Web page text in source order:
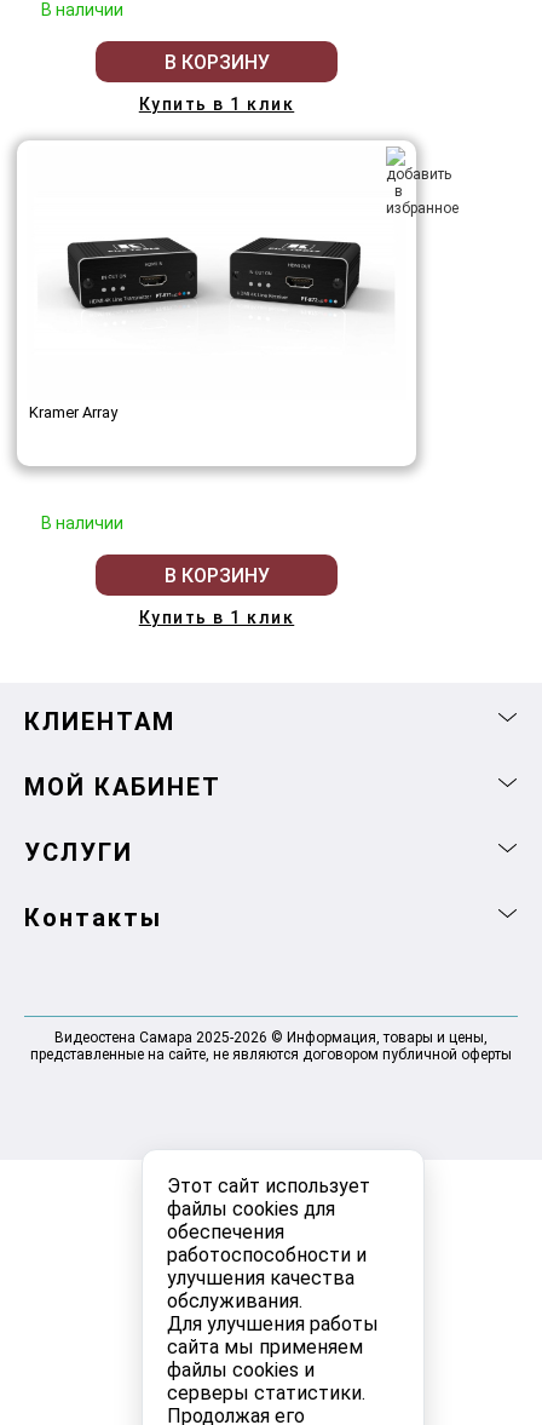
Этот сайт использует
файлы cookies для
обеспечения
работоспособности и
улучшения качества
обслуживания.
Для улучшения работы
сайта мы применяем
файлы cookies и
серверы статистики.
Продолжая его
В наличии
В КОРЗИНУ
Купить в 1 клик
Kramer Array
В наличии
В КОРЗИНУ
Купить в 1 клик
КЛИЕНТАМ
МОЙ КАБИНЕТ
УСЛУГИ
Контакты
Видеостена Самара 2025-2026 © Информация, товары и цены,
представленные на сайте, не являются договором публичной оферты